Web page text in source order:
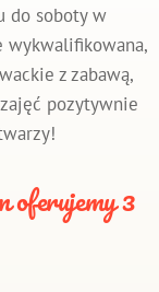
do soboty w
wykwalifikowana,
z zabawą,
pozytywnie
oferujemy 3